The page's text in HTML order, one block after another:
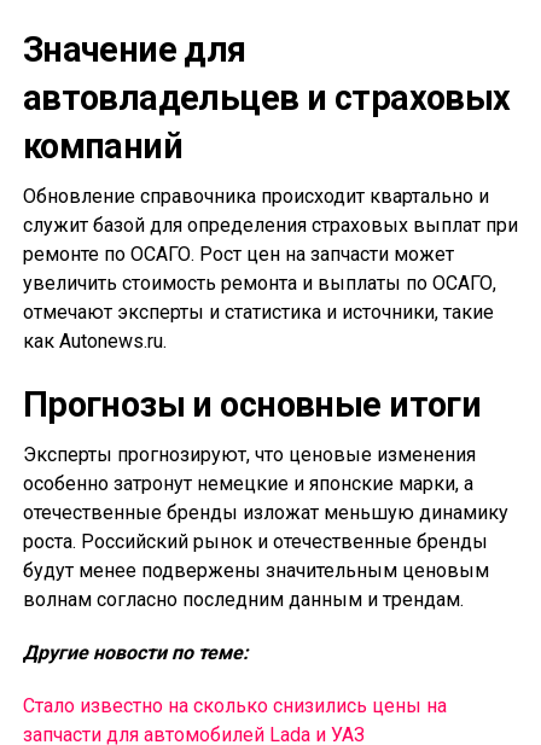
Значение для
автовладельцев и страховых
компаний
Обновление справочника происходит квартально и
служит базой для определения страховых выплат при
ремонте по ОСАГО. Рост цен на запчасти может
увеличить стоимость ремонта и выплаты по ОСАГО,
отмечают эксперты и статистика и источники, такие
как Autonews.ru.
Прогнозы и основные итоги
Эксперты прогнозируют, что ценовые изменения
особенно затронут немецкие и японские марки, а
отечественные бренды изложат меньшую динамику
роста. Российский рынок и отечественные бренды
будут менее подвержены значительным ценовым
волнам согласно последним данным и трендам.
Другие новости по теме:
Стало известно на сколько снизились цены на
запчасти для автомобилей Lada и УАЗ